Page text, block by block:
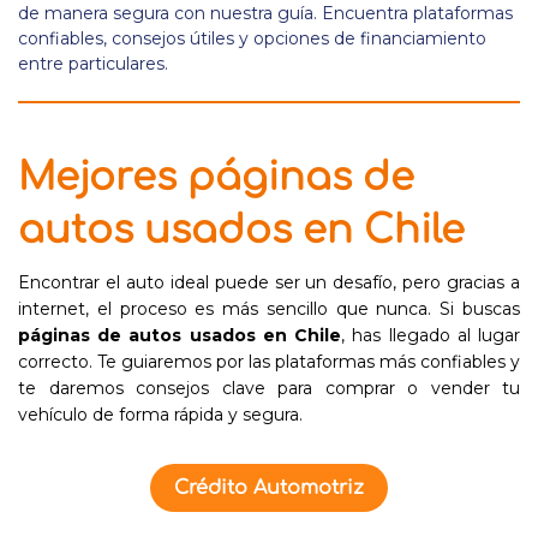
de manera segura con nuestra guía. Encuentra plataformas
confiables, consejos útiles y opciones de financiamiento
entre particulares.
Mejores páginas de
autos usados en Chile
Encontrar el auto ideal puede ser un desafío, pero gracias a
internet, el proceso es más sencillo que nunca. Si buscas
páginas de autos usados en Chile, has llegado al lugar
correcto. Te guiaremos por las plataformas más confiables y
te daremos consejos clave para comprar o vender tu
vehículo de forma rápida y segura.
Crédito Automotriz